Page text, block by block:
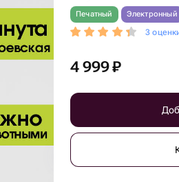
Печатный Электронный
3
4 999₽